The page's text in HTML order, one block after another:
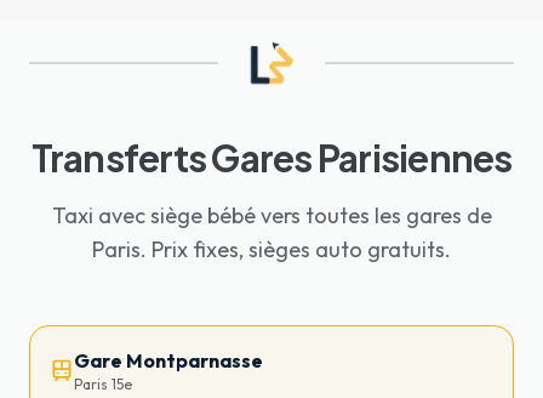
Transferts Gares Parisiennes
Taxi avec siège bébé vers toutes les gares de
Paris. Prix fixes, sièges auto gratuits.
Gare Montparnasse
Paris 15e